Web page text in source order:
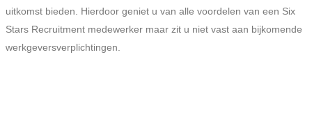
uitkomst bieden. Hierdoor geniet u van alle voordelen van een Six
Stars Recruitment medewerker maar zit u niet vast aan bijkomende
werkgeversverplichtingen.